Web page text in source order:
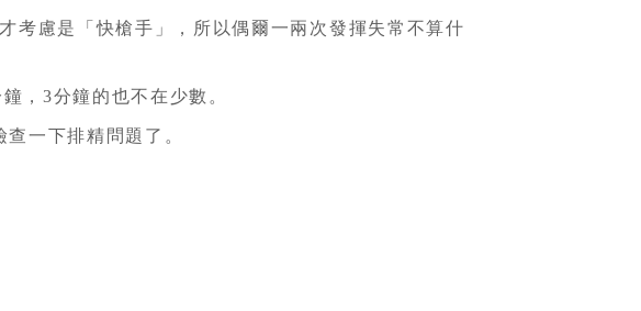
考慮是「快槍手」，所以偶爾一兩次發揮失常不算什
，3分鐘的也不在少數。
一下排精問題了。